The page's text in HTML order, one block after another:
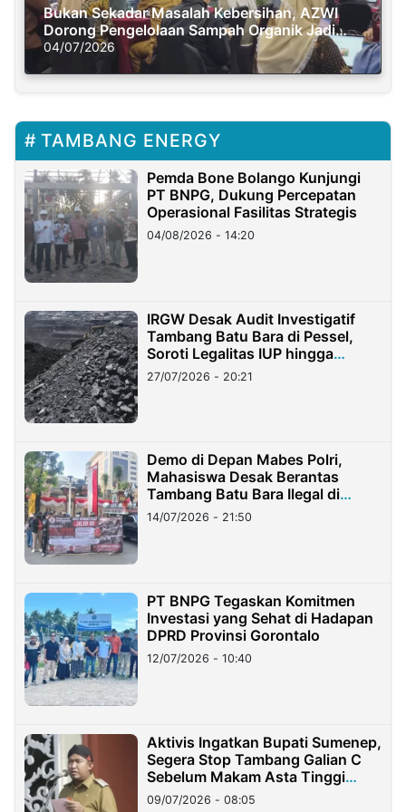
Bukan Sekadar Masalah Kebersihan, AZWI
Dorong Pengelolaan Sampah Organik Jadi
Solusi Krisis Iklim
04/07/2026
TAMBANG ENERGY
Pemda Bone Bolango Kunjungi
PT BNPG, Dukung Percepatan
Operasional Fasilitas Strategis
04/08/2026 - 14:20
IRGW Desak Audit Investigatif
Tambang Batu Bara di Pessel,
Soroti Legalitas IUP hingga
Stockpile
27/07/2026 - 20:21
Demo di Depan Mabes Polri,
Mahasiswa Desak Berantas
Tambang Batu Bara Ilegal di
Lampung
14/07/2026 - 21:50
PT BNPG Tegaskan Komitmen
Investasi yang Sehat di Hadapan
DPRD Provinsi Gorontalo
12/07/2026 - 10:40
Aktivis Ingatkan Bupati Sumenep,
Segera Stop Tambang Galian C
Sebelum Makam Asta Tinggi
Longsor
09/07/2026 - 08:05